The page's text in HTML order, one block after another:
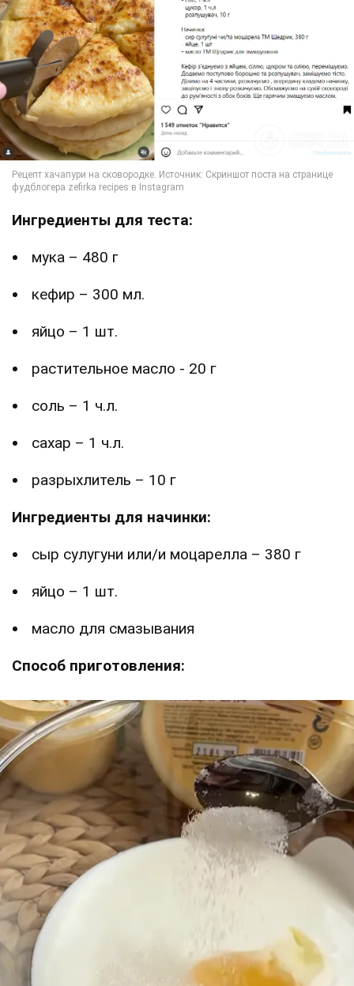
Ингредиенты для теста:
мука – 480 г
кефир – 300 мл.
яйцо – 1 шт.
растительное масло - 20 г
соль – 1 ч.л.
сахар – 1 ч.л.
разрыхлитель – 10 г
Ингредиенты для начинки:
сыр сулугуни или/и моцарелла – 380 г
яйцо – 1 шт.
масло для смазывания
Способ приготовления: